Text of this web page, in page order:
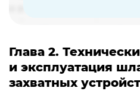
Глава 2.
и эксплуатация
захватных